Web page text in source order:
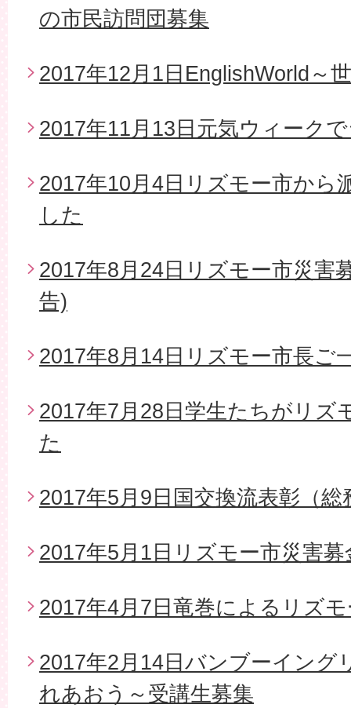
の市民訪問団募集
2017年12月1日EnglishWorld～
2017年11月13日元気ウィーク
2017年10月4日リズモー市から
した
2017年8月24日リズモー市災害
告)
2017年8月14日リズモー市長ご
2017年7月28日学生たちがリズ
た
2017年5月9日国交換流表彰（総
2017年5月1日リズモー市災害
2017年4月7日竜巻によるリズ
2017年2月14日バンブーイング
れあおう～受講生募集